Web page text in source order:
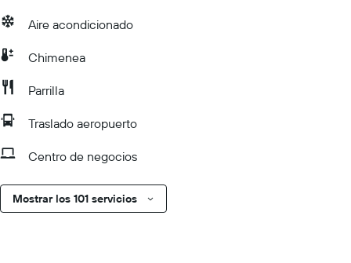
Aire acondicionado
Chimenea
Parrilla
Traslado aeropuerto
Centro de negocios
Mostrar los 101 servicios